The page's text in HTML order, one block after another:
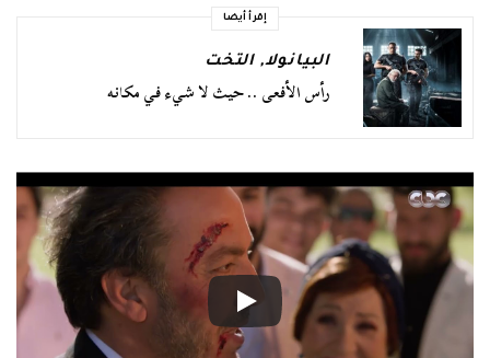
إقرأ أيضا
البيانولا,التخت
رأس الأفعى .. حيث لا شيء في مكانه